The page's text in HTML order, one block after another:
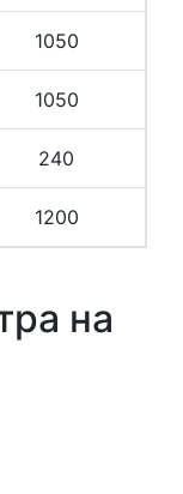
1050
1050
240
1200
на